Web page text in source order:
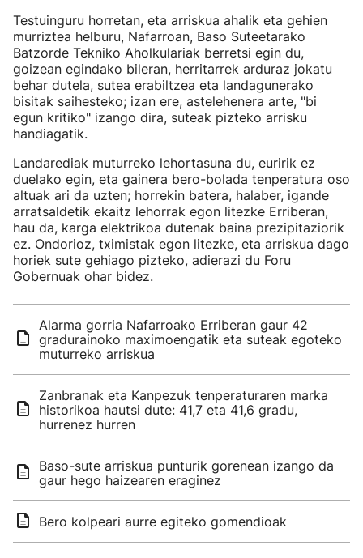
Testuinguru horretan, eta arriskua ahalik eta gehien
murriztea helburu, Nafarroan, Baso Suteetarako
Batzorde Tekniko Aholkulariak berretsi egin du,
goizean egindako bileran, herritarrek arduraz jokatu
behar dutela, sutea erabiltzea eta landagunerako
bisitak saihesteko; izan ere, astelehenera arte, "bi
egun kritiko" izango dira, suteak pizteko arrisku
handiagatik.
Landarediak muturreko lehortasuna du, euririk ez
duelako egin, eta gainera bero-bolada tenperatura oso
altuak ari da uzten; horrekin batera, halaber, igande
arratsaldetik ekaitz lehorrak egon litezke Erriberan,
hau da, karga elektrikoa dutenak baina prezipitaziorik
ez. Ondorioz, tximistak egon litezke, eta arriskua dago
horiek sute gehiago pizteko, adierazi du Foru
Gobernuak ohar bidez.
Alarma gorria Nafarroako Erriberan gaur 42
gradurainoko maximoengatik eta suteak egoteko
muturreko arriskua
Zanbranak eta Kanpezuk tenperaturaren marka
historikoa hautsi dute: 41,7 eta 41,6 gradu,
hurrenez hurren
Baso-sute arriskua punturik gorenean izango da
gaur hego haizearen eraginez
Bero kolpeari aurre egiteko gomendioak